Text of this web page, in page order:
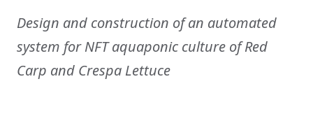
Design and construction of an automated
system for NFT aquaponic culture of Red
Carp and Crespa Lettuce